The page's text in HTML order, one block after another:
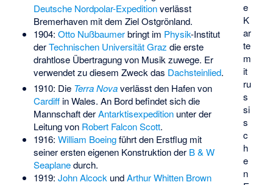
e
K
ar
te
m
it
ru
s
si
s
c
h
e
n
Deutsche Nordpolar-Expeditionverlässt
Bremerhaven mit dem Ziel Ostgrönland.
1904: Otto Nußbaumerbringt im Physik-Institut
derTechnischen Universität Graz die erste
drahtlose Übertragung von Musik zuwege. Er
verwendet zu diesem Zweck das Dachsteinlied.
1910: Die Terra Novaverlässt den Hafen von
Cardiffin Wales. An Bord befindet sich die
Mannschaft derAntarktisexpeditionunter der
Leitung von Robert Falcon Scott.
1916: William Boeingführt den Erstflug mit
seiner ersten eigenen Konstruktion der B & W
Seaplanedurch.
1919: John Alcock undArthur Whitten Brown